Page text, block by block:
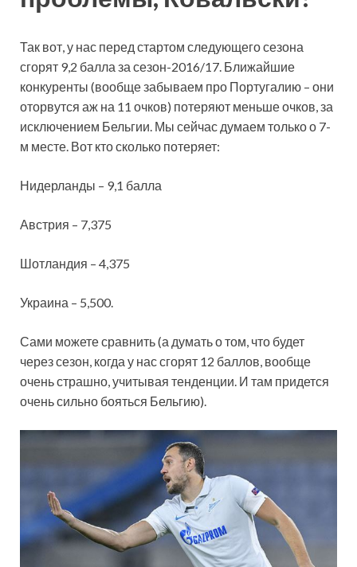
Так вот, у нас перед стартом следующего сезона
сгорят 9,2 балла за сезон-2016/17. Ближайшие
конкуренты (вообще забываем про Португалию – они
оторвутся аж на 11 очков) потеряют меньше очков, за
исключением Бельгии. Мы сейчас думаем только о 7-
м месте. Вот кто сколько потеряет:
Нидерланды – 9,1 балла
Австрия – 7,375
Шотландия – 4,375
Украина – 5,500.
Сами можете сравнить (а думать о том, что будет
через сезон, когда у нас сгорят 12 баллов, вообще
очень страшно, учитывая тенденции. И там придется
очень сильно бояться Бельгию).